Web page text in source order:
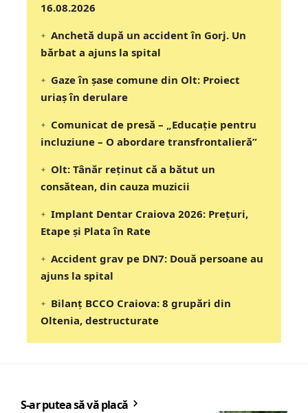
16.08.2026
Anchetă după un accident în Gorj. Un
bărbat a ajuns la spital
Gaze în șase comune din Olt: Proiect
uriaș în derulare
Comunicat de presă – „Educație pentru
incluziune – O abordare transfrontalieră”
Olt: Tânăr reţinut că a bătut un
consătean, din cauza muzicii
Implant Dentar Craiova 2026: Preţuri,
Etape şi Plata în Rate
Accident grav pe DN7: Două persoane au
ajuns la spital
Bilanț BCCO Craiova: 8 grupări din
Oltenia, destructurate
S-ar putea să vă placă